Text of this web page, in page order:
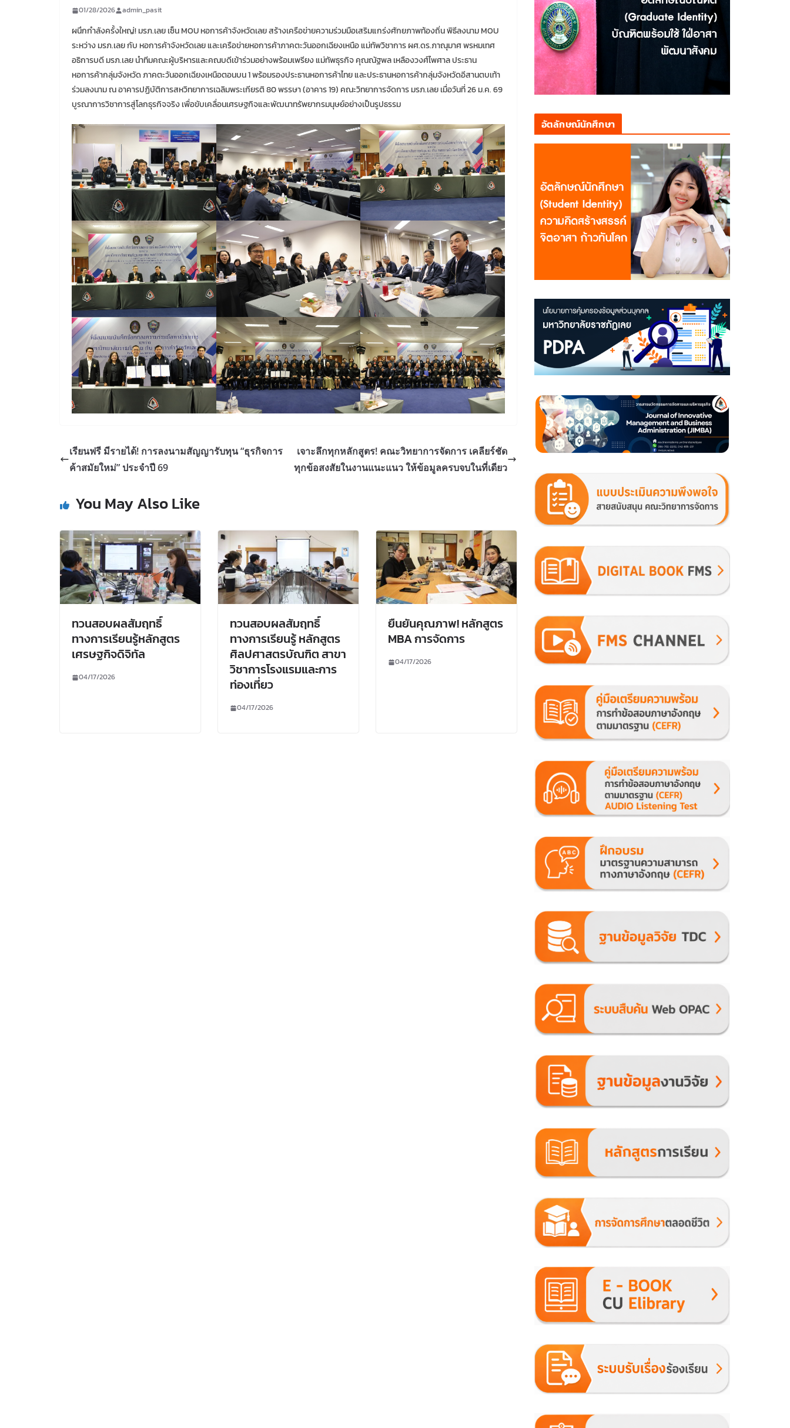
01/28/2026 admin_pasit
ผนึกกำลังครั้งใหญ่! มรภ.เลย เซ็น MOU หอการค้าจังหวัดเลย สร้างเครือข่ายความร่วมมือเสริมแกร่งศักยภาพท้องถิ่น พิธีลงนาม MOU
ระหว่าง มรภ.เลย กับ หอการค้าจังหวัดเลย และเครือข่ายหอการค้าภาคตะวันออกเฉียงเหนือ แม่ทัพวิชาการ ผศ.ดร.ภาณุมาศ พรหมเทศ
อธิการบดี มรภ.เลย นำทีมคณะผู้บริหารและคณบดีเข้าร่วมอย่างพร้อมเพรียง แม่ทัพธุรกิจ คุณณัฐพล เหลืองวงศ์ไพศาล ประธาน
หอการค้ากลุ่มจังหวัด ภาคตะวันออกเฉียงเหนือตอนบน 1 พร้อมรองประธานหอการค้าไทย และประธานหอการค้ากลุ่มจังหวัดอีสานตบเท้า
ร่วมลงนาม ณ อาคารปฏิบัติการสหวิทยาการเฉลิมพระเกียรติ 80 พรรษา (อาคาร 19) คณะวิทยาการจัดการ มรภ.เลย เมื่อวันที่ 26 ม.ค. 69
บูรณาการวิชาการสู่โลกธุรกิจจริง เพื่อขับเคลื่อนเศรษฐกิจและพัฒนาทรัพยากรมนุษย์อย่างเป็นรูปธรรม
เรียนฟรี มีรายได้! การลงนามสัญญารับทุน “ธุรกิจการ
ค้าสมัยใหม่” ประจำปี 69
เจาะลึกทุกหลักสูตร! คณะวิทยาการจัดการ เคลียร์ชัด
ทุกข้อสงสัยในงานแนะแนว ให้ข้อมูลครบจบในที่เดียว
You May Also Like
ทวนสอบผลสัมฤทธิ์
ทางการเรียนรู้หลักสูตร
เศรษฐกิจดิจิทัล
04/17/2026
ทวนสอบผลสัมฤทธิ์
ทางการเรียนรู้ หลักสูตร
ศิลปศาสตรบัณฑิต สาขา
วิชาการโรงแรมและการ
ท่องเที่ยว
04/17/2026
ยืนยันคุณภาพ! หลักสูตร
MBA การจัดการ
04/17/2026
อัตลักษณ์นักศึกษา